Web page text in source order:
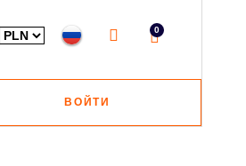
0
ВОЙТИ